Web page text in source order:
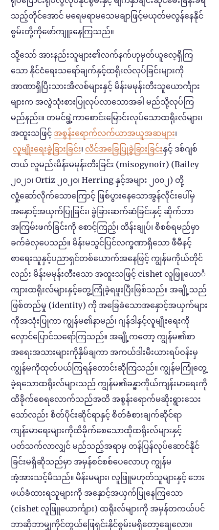
သည့်တိုင်အောင် မရေမရာမသေမချာဖြင့်မယုတ်မလွန်နေနိုင်
စွမ်းတို့ကိုဖော်ကျူးနေကြသည်။
သို့သော် အားနည်းသူများ၏လက်နက်ဟုမှတ်ယူလေ့ရှိကြ
သော နိုင်ငံရေးသရော်ချက်နှင့်ထရိုးလ်လုပ်ခြင်းများကို
အာဏာရှိပြီးသားအီလစ်များနှင့် မိန်းမမုန်းတီးသူယောင်္ကျား
များက အလွဲသုံးစားပြုလုပ်လာသောအခါ မည်သို့လုပ်ကြ
မည်နည်း။ တမင်ရွဲ့ကာစောင်းမြောင်းလုပ်သောထရိုးလ်များ၊
အထူးသဖြင့် အစွန်းရောက်လက်ယာအယူအဆများ၊
လူမျိုးရေးခွဲခြားခြင်း၊ လိင်အခြေပြုခွဲခြားခြင်းနှင့် ဒစ်ဂျစ်
တယ် လူမည်းမိန်းမမုန်းတီးခြင်း (misogynoir) (Bailey
၂၀၂၁၊ Ortiz ၂၀၂၀၊ Herring နှင့်အများ ၂၀၀၂) တို့
လှုံ့ဆော်လိုက်သောကြောင့် ဖြစ်ပွားနေသောအွန်လိုင်းပေါ်မှ
အနှောင့်အယှက်ပြုခြင်း၊ ခွဲခြားဆက်ဆံခြင်းနှင့် ဆိုက်ဘာ
အကြမ်းဖက်ခြင်းကို စောင့်ကြည့်၊ ထိန်းချုပ်၊ စိစစ်ရမည်မှာ
ခက်ခဲလှပေသည်။ မိန်းမသွင်ပြင်လက္ခဏာရှိသော ဖီမီနင့်
စာရေးသူနှင့်ပညာရှင်တစ်ယောက်အနေဖြင့် ကျွန်မကိုယ်တိုင်
လည်း မိန်းမမုန်းတီးသော အထူးသဖြင့် cishet လူဖြူယောင်္
ကျားထရိုးလ်များနှင့်တွေ့ကြုံခဲ့ရဖူးပြီးဖြစ်သည်။ အချို့သည်
ဖြစ်တည်မှု (identity) ကို အခြေခံသောအနှောင့်အယှက်များ
ကိုအသုံးပြုကာ ကျွန်မ၏နာမည်၊ ဂျန်ဒါနှင့်လူမျိုးရေးကို
လှောင်ပြောင်သရော်ကြသည်။ အချို့ကတော့ ကျွန်မ၏စာ
အရေးအသားများကိုနှိမ်ချကာ အကယ်ဒါးမီးယားရပ်ဝန်းမှ
ကျွန်မကိုထုတ်ပယ်ကြရန်တောင်းဆိုကြသည်။ ကျွန်မကြုံတွေ့
ခဲ့ရသောထရိုးလ်များသည် ကျွန်မ၏ခန္ဓာကိုယ်ကျန်းမာရေးကို
ထိခိုက်စေရလောက်သည်အထိ အစွန်းရောက်မဆိုးရွားသေး
သော်လည်း စိတ်ပိုင်းဆိုင်ရာနှင့် စိတ်ခံစားချက်ဆိုင်ရာ
ကျန်းမာရေးများကိုထိခိုက်စေသောထိုထရိုးလ်များနှင့်
ပတ်သက်လာလျှင် မည်သည့်အရာမှ တန်ပြန်လုပ်ဆောင်နိုင်
ခြင်းမရှိဆိုသည်မှာ အမှန်စင်စစ်ပေလောဟု ကျွန်မ
အံ့အားသင့်မိသည်။ မိန်းမများ၊ လူဖြူမဟုတ်သူများနှင့် ဘေး
ဖယ်ခံထားရသူများကို အနှောင့်အယှက်ပြုနေကြသော
(cishet လူဖြူယောင်္ကျား) ထရိုးလ်များကို အမှန်တကယ်ပင်
ဘာဆိုဘာမျှကိုင်တွယ်ဖြေရှင်းနိုင်စွမ်းမရှိတော့ချေလော။